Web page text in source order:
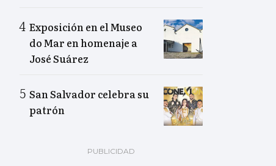
Exposición en el Museo
do Mar en homenaje a
José Suárez
San Salvador celebra su
patrón